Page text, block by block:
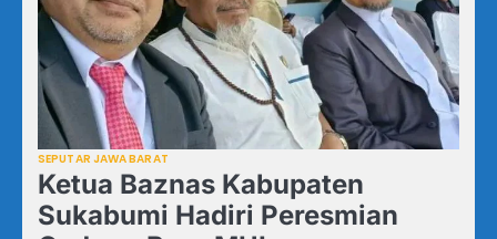
SEPUTAR JAWA BARAT
Ketua Baznas Kabupaten
Sukabumi Hadiri Peresmian